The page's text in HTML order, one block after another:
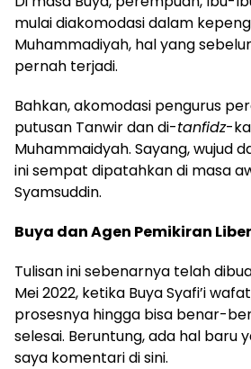
mulai diakomodasi dalam
Muhammadiyah, hal yang
pernah terjadi.
Bahkan, akomodasi pengurus
putusan Tanwir dan di-tanfidz-
Muhammaidyah. Sayang, wujud
ini sempat dipatahkan di masa
Syamsuddin.
Buya danAgen Pemikiran
Tulisan ini sebenarnya telah
Mei 2022, ketika Buya Syafi’i
prosesnya hingga bisa benar-
selesai. Beruntung, ada hal baru
saya komentari di sini.